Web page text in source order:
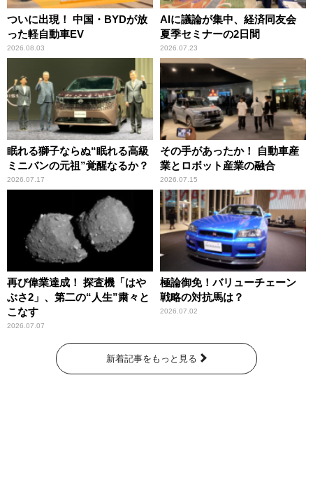
ついに出現！ 中国・BYDが放
った軽自動車EV
2026.08.03
AIに議論が集中、経済同友会
夏季セミナーの2日間
2026.07.23
眠れる獅子ならぬ“眠れる高級
ミニバンの元祖”覚醒なるか？
2026.07.17
その手があったか！ 自動車産
業とロボット産業の融合
2026.07.15
再び偉業達成！ 探査機「はや
ぶさ2」、第二の“人生”粛々と
こなす
2026.07.07
極論御免！バリューチェーン
戦略の対抗馬は？
2026.07.02
新着記事をもっと見る